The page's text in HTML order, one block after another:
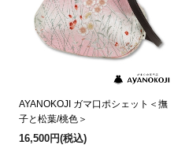
AYANOKOJI ガマ口ポシェット＜撫
子と松葉/桃色＞
16,500円(税込)